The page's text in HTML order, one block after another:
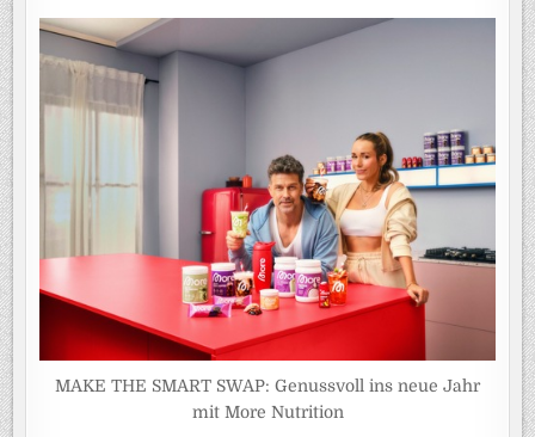
MAKE THE SMART SWAP: Genussvoll ins neue Jahr
mit More Nutrition